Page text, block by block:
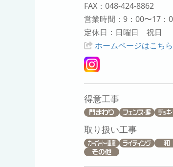
FAX：048-424-8862
営業時間：9：00〜17：
定休日：日曜日 祝日
ホームページはこちら
得意工事
取り扱い工事